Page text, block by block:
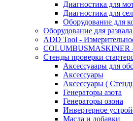
Диагностика для
Диагностика для
Оборудование для
Оборудование для
ADD Tool -
COLUMBUSMASKINER
Стенды проверки
Аксессуаары для
Аксессуары
Аксессуары (
Генераторы азота
Генераторы озона
Инвертерное
Масла и добавки